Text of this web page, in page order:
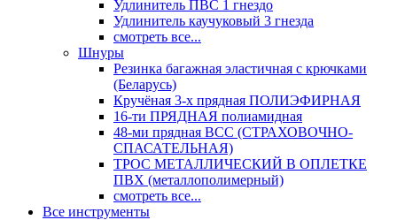
Удлинитель ПВС 1 гнездо
Удлинитель каучуковый 3 гнезда
смотреть все...
Шнуры
Резинка багажная эластичная с крючками
(Беларусь)
Кручёная 3-х прядная ПОЛИЭФИРНАЯ
16-ти ПРЯДНАЯ полиамидная
48-ми прядная ВСС (СТРАХОВОЧНО-
СПАСАТЕЛЬНАЯ)
ТРОС МЕТАЛЛИЧЕСКИЙ В ОПЛЕТКЕ
ПВХ (металлополимерный)
смотреть все...
Все инструменты